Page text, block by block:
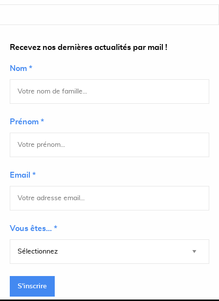
Recevez nos dernières actualités par mail !
Nom *
Prénom *
Email *
Vous êtes... *
S'inscrire